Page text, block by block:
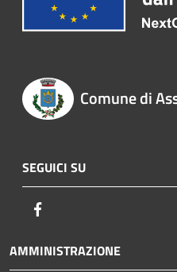
Comune di
SEGUICI SU
AMMINISTRAZIONE